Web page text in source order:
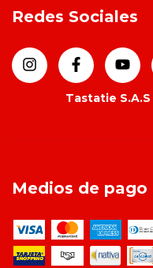
Redes Sociales
Medios de pago